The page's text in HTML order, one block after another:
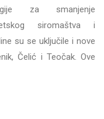
za smanjenje
siromaštva i
su se uključile i nove
Čelić i Teočak. Ove